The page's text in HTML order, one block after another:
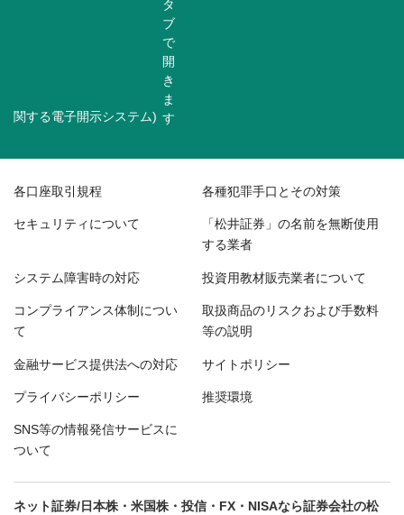
関する電子開示システム)
各口座取引規程 各種犯罪手口とその対策
セキュリティについて 「松井証券」の名前を無断使用
する業者
システム障害時の対応 投資用教材販売業者について
コンプライアンス体制につい
て
取扱商品のリスクおよび手数料
等の説明
金融サービス提供法への対応 サイトポリシー
プライバシーポリシー 推奨環境
SNS等の情報発信サービスに
ついて
ネット証券/日本株・米国株・投信・FX・NISAなら証券会社の松